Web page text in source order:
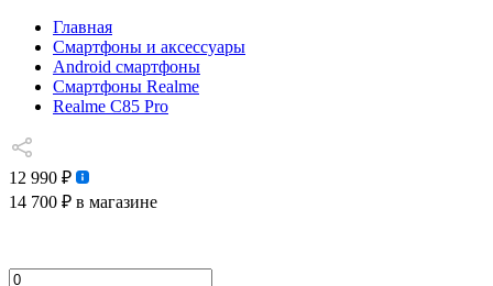
Главная
Смартфоны и аксессуары
Android cмартфоны
Смартфоны Realme
Realme C85 Pro
12 990 ₽
14 700 ₽ в магазине